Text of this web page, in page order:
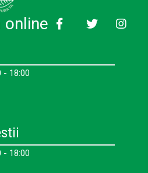
online
- 18:00
- 18:00